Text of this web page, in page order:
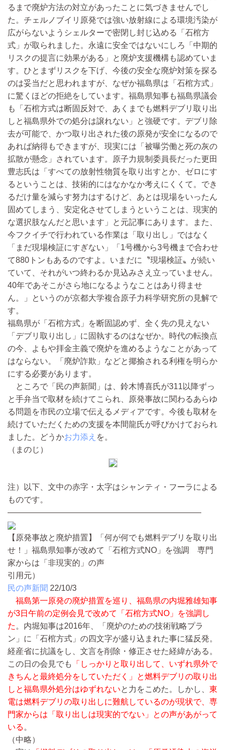
るまで廃炉方法の対立があったことに気づきませんでし
た。チェルノブイリ原発では強い放射線による環境汚染が
広がらないようシェルターで密閉し封じ込める「石棺方
式」が取られました。永遠に安全ではないにしろ「中期的
リスクの提言に効果がある」と廃炉支援機構も認めていま
す。ひとまずリスクを下げ、今後の安全な廃炉対策を探る
のは妥当だと思われますが、なぜか福島県は「石棺方式」
に驚くほどの拒絶をしています。福島県知事も福島県議会
も「石棺方式は断固反対で、あくまでも燃料デブリ取り出
しと福島県外での処分は譲れない」と強硬です。デブリ除
去が可能で、かつ取り出された後の原発が安全になるので
あれば納得もできますが、現実には「被曝労働と死の灰の
拡散が懸念」されています。原子力規制委員長だった更田
豊志氏は「すべての放射性物質を取り出すとか、ゼロにす
るということは、技術的にはなかなか考えにくくて。でき
るだけ量を減らす努力はするけど、あとは現場をいったん
固めてしまう、安定化させてしまうということは、現実的
な選択肢なんだと思います」と元記事にあります。また、
今フクイチで行われている作業は「取り出し」ではなく
「まだ現場検証にすぎない」「1号機から3号機まで合わせ
て880トンもあるのですよ。いまだに〝現場検証〟が続い
ていて、それがいつ終わるか見込みさえ立っていません。
40年であそこがさら地になるようなことはあり得ませ
ん。」というのが京都大学複合原子力科学研究所の見解で
す。
福島県が「石棺方式」を断固認めず、全く先の見えない
「デブリ取り出し」に固執するのはなぜか。時代の転換点
の今、よもや拝金主義で廃炉を進めるようなことがあって
はならない。「廃炉詐欺」などと揶揄される利権を明らか
にする必要があります。
ところで「民の声新聞」は、鈴木博喜氏が311以降ずっ
と手弁当で取材を続けてこられ、原発事故に関わるあらゆ
る問題を市民の立場で伝えるメディアです。今後も取材を
続けていただくための支援を本間龍氏が呼びかけておられ
ました。どうかお力添え を。
（まのじ）
注）以下、文中の赤字・太字はシャンティ・フーラによる
ものです。
————————————————————————
【原発事故と廃炉措置】「何が何でも燃料デブリを取り出
せ！」福島県知事が改めて「石棺方式NO」を強調 専門
家からは「非現実的」の声
引用元）
民の声新聞 22/10/3
福島第一原発の廃炉措置を巡り、福島県の内堀雅雄知事
が3日午前の定例会見で改めて「石棺方式NO」を強調し
た 。内堀知事は2016年、「廃炉のための技術戦略プラ
ン」に「石棺方式」の四文字が盛り込まれた事に猛反発。
経産省に抗議をし、文言を削除・修正させた経緯がある。
この日の会見でも
「しっかりと取り出して、いずれ県外で
きちんと最終処分をしていただく」と燃料デブリの取り出
しと福島県外処分はゆずれないと力をこめた。しかし、 東
電は燃料デブリの取り出しに難航しているのが現状で、専
門家からは「取り出しは現実的でない」との声があがって
いる 。
（中略）